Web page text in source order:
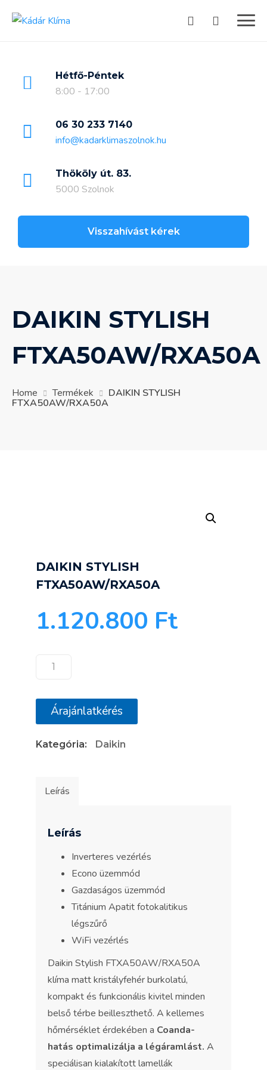
Hétfő-Péntek
8:00 - 17:00
06 30 233 7140
info@kadarklimaszolnok.hu
Thököly út. 83.
5000 Szolnok
Visszahívást kérek
DAIKIN STYLISH
FTXA50AW/RXA50A
Home Termékek DAIKIN STYLISH
FTXA50AW/RXA50A
DAIKIN STYLISH
FTXA50AW/RXA50A
1.120.800 Ft
DAIKIN
FTXA50AW/RXA50A
mennyiség
Árajánlatkérés
Kategória: Daikin
Leírás
Leírás
Inverteres vezérlés
Econo üzemmód
Gazdaságos üzemmód
Titánium Apatit fotokalitikus
légszűrő
WiFi vezérlés
Daikin Stylish FTXA50AW/RXA50A
klíma matt kristályfehér burkolatú,
kompakt és funkcionális kivitel minden
belső térbe beilleszthető. A kellemes
hőmérséklet érdekében a Coanda-
hatás optimalizálja a légáramlást. A
speciálisan kialakított lamellák